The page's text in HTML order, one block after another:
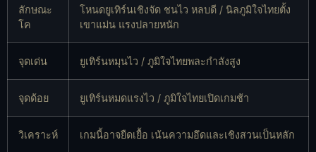
ลักษณะ
โค
โหนดยูเทิร์นเชิงจัด ชนไว หลบดี / นิลภูมิใจไทยตั้ง
เขาแม่น แรงปลายหนัก
จุดเด่น ยูเทิร์นหมุนไว / ภูมิใจไทยพละกำลังสูง
จุดด้อย ยูเทิร์นหมดแรงไว / ภูมิใจไทยเปิดเกมช้า
วิเคราะห์ เกมนี้อาจยืดเยื้อ เน้นความอึดและเชิงสวนเป็นหลัก